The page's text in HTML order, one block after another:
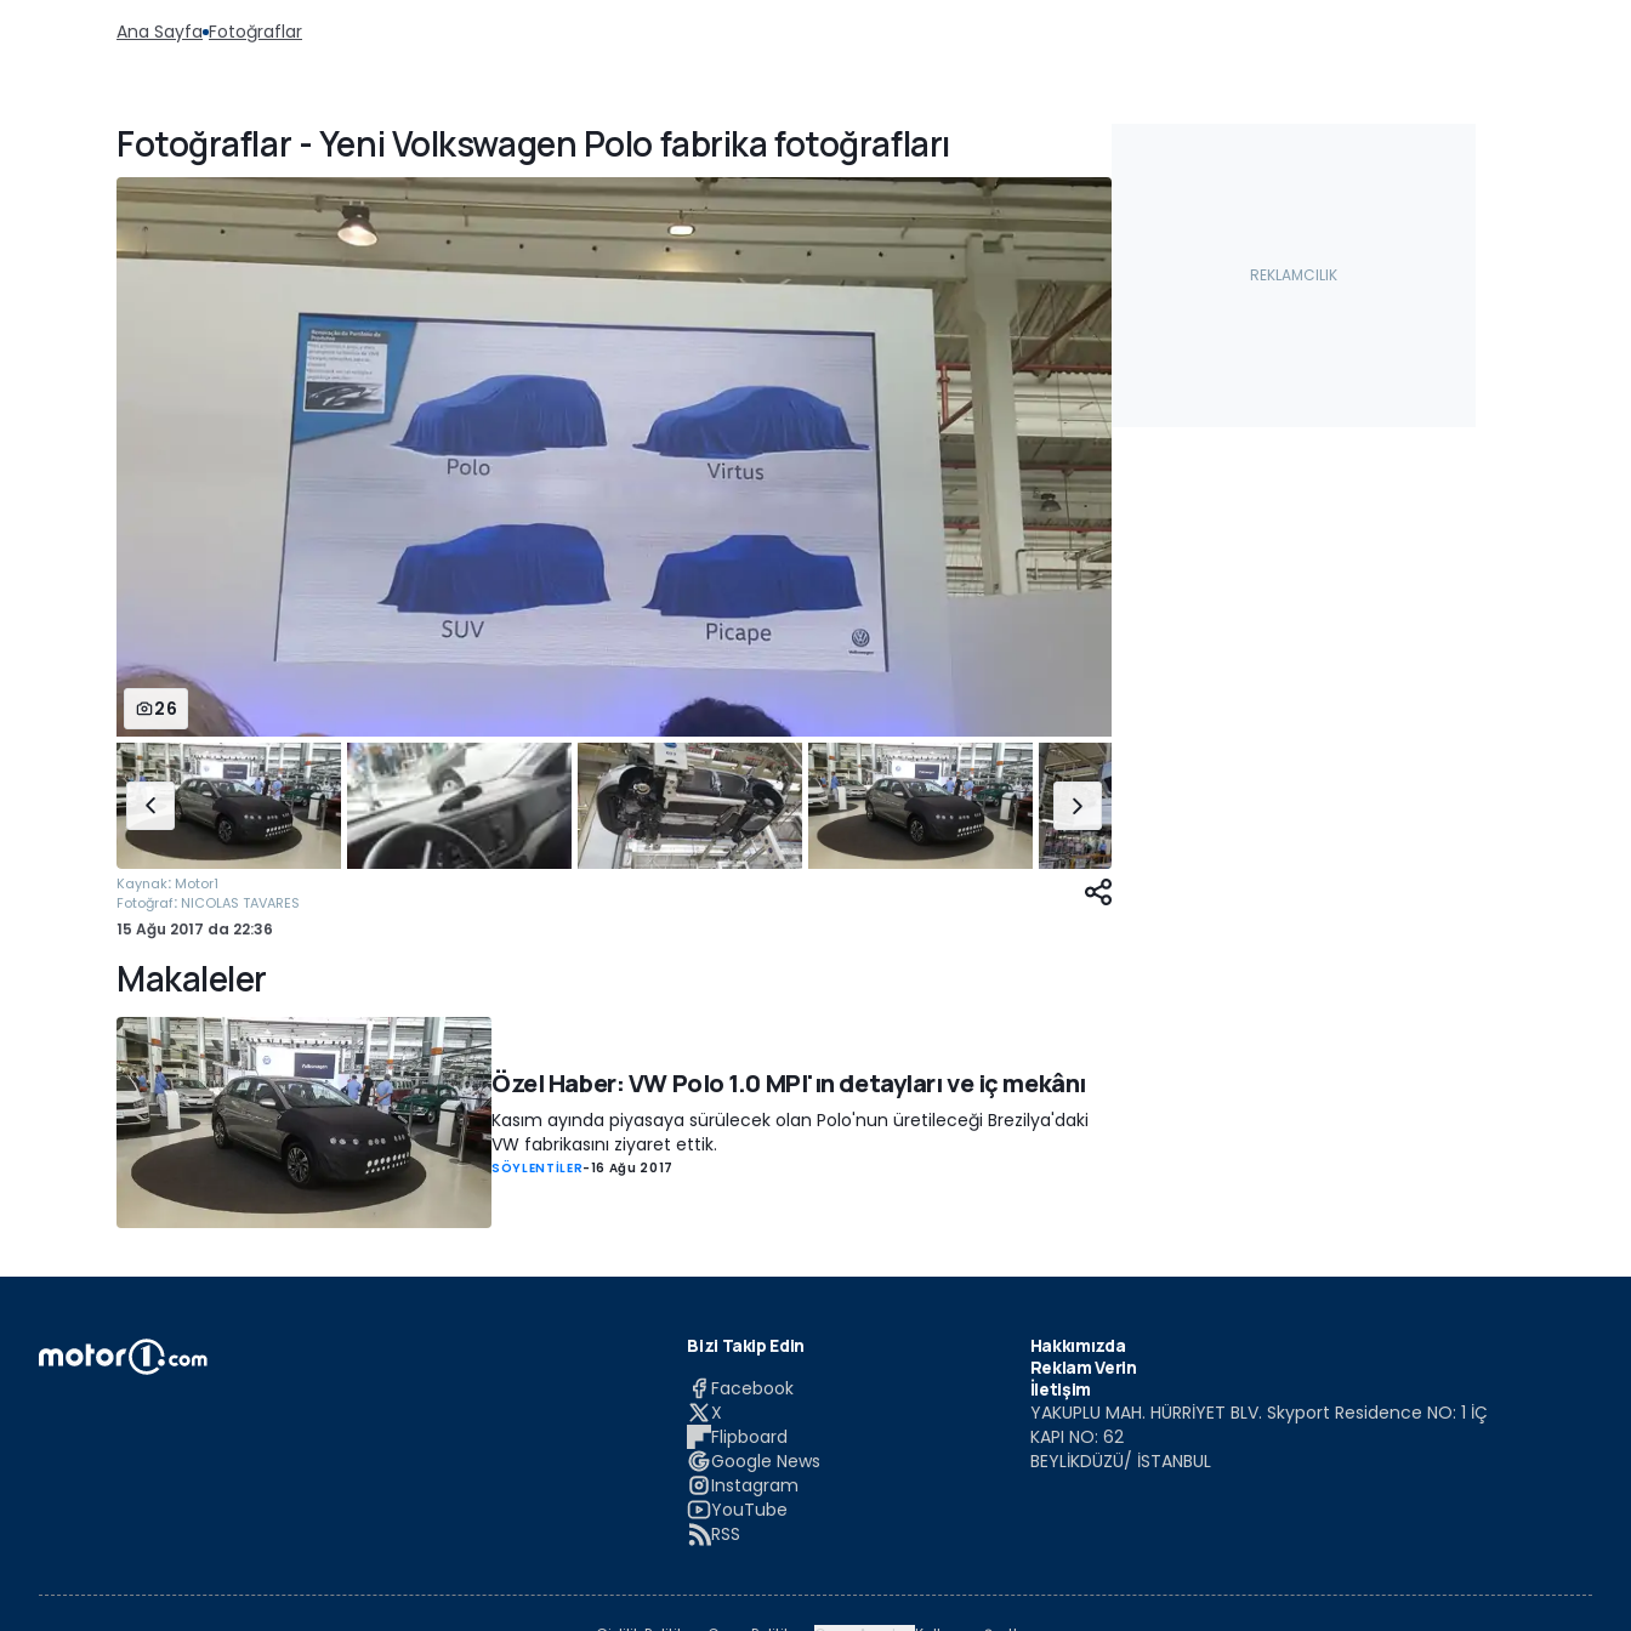
Ana Sayfa Fotoğraflar
Fotoğraflar - Yeni Volkswagen Polo fabrika fotoğrafları
26
Kaynak: Motor1
Fotoğraf: NICOLAS TAVARES
15 Ağu 2017 da 22:36
Makaleler
Özel Haber: VW Polo 1.0 MPI'ın detayları ve iç mekânı
Kasım ayında piyasaya sürülecek olan Polo'nun üretileceği Brezilya'daki
VW fabrikasını ziyaret ettik.
SÖYLENTİLER-16 Ağu 2017
Bizi Takip Edin
Facebook
X
Flipboard
Google News
Instagram
YouTube
RSS
Hakkımızda
Reklam Verin
İletişim
YAKUPLU MAH. HÜRRİYET BLV. Skyport Residence NO: 1 İÇ
KAPI NO: 62
BEYLİKDÜZÜ/ İSTANBUL